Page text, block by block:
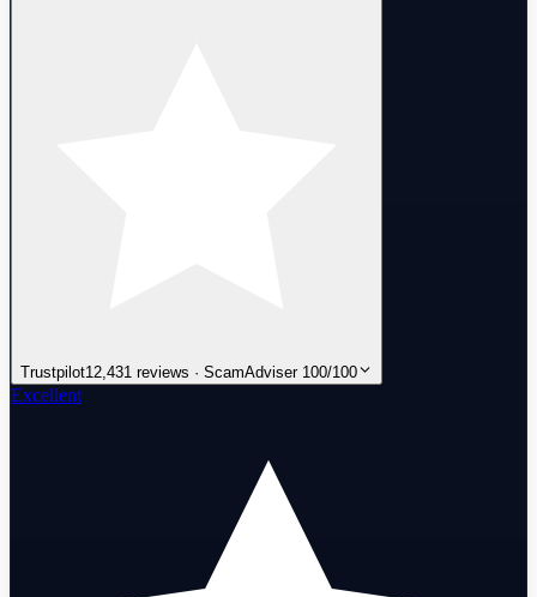
Trustpilot12,431 reviews · ScamAdviser 100/100
Excellent